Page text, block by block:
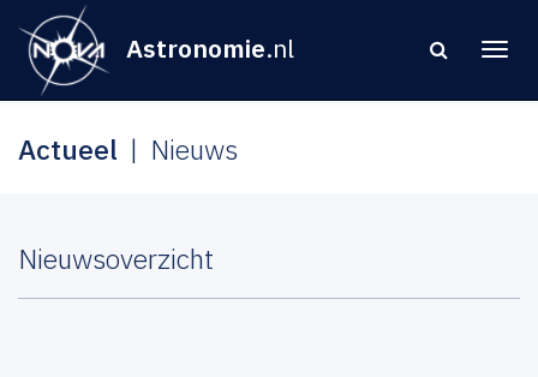
Astronomie.nl
Actueel Nieuws
Nieuwsoverzicht